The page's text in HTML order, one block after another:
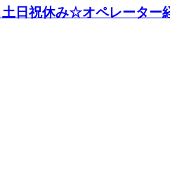
日祝休み☆オペレーター